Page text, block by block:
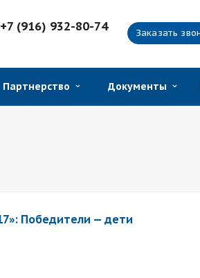
Заказать
+7 (916) 932-80-74
Партнерство Документы
Победители — дети